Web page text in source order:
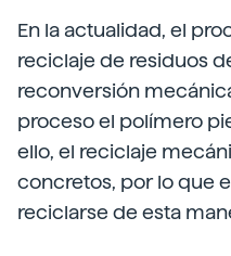
En la actualidad, el
reciclaje de residuos
reconversión
proceso el polímero
ello, el reciclaje
concretos, por lo que
reciclarse de esta